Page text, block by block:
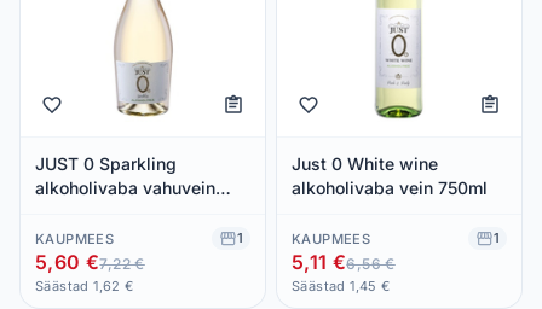
JUST 0 Sparkling
alkoholivaba vahuvein
KAUPMEES 1
5,60 €7,22 €
Säästad 1,62 €
Just 0 White wine
alkoholivaba vein 750ml
KAUPMEES 1
5,11 €6,56 €
Säästad 1,45 €